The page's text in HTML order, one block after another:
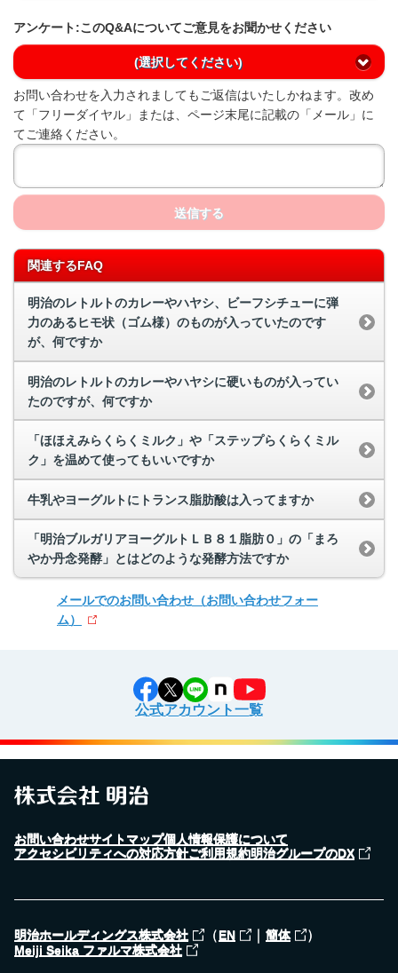
アンケート:このQ&Aについてご意見をお聞かせください
(選択してください)
お問い合わせを入力されましてもご返信はいたしかねます。改め
て「フリーダイヤル」または、ページ末尾に記載の「メール」に
てご連絡ください。
送信する
関連するFAQ
明治のレトルトのカレーやハヤシ、ビーフシチューに弾
力のあるヒモ状（ゴム様）のものが入っていたのです
が、何ですか
明治のレトルトのカレーやハヤシに硬いものが入ってい
たのですが、何ですか
「ほほえみらくらくミルク」や「ステップらくらくミル
ク」を温めて使ってもいいですか
牛乳やヨーグルトにトランス脂肪酸は入ってますか
「明治ブルガリアヨーグルトＬＢ８１脂肪０」の「まろ
やか丹念発酵」とはどのような発酵方法ですか
メールでのお問い合わせ （お問い合わせフォー
ム）
公式アカウント一覧
お問い合わせサイトマップ個人情報保護について
アクセシビリティへの対応方針ご利用規約明治グループのDX
明治ホールディングス株式会社 （EN ｜ 簡体 ）
Meiji Seika ファルマ株式会社